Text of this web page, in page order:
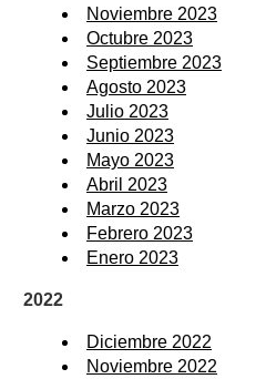
Noviembre 2023
Octubre 2023
Septiembre 2023
Agosto 2023
Julio 2023
Junio 2023
Mayo 2023
Abril 2023
Marzo 2023
Febrero 2023
Enero 2023
2022
Diciembre 2022
Noviembre 2022